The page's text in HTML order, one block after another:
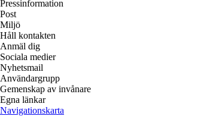
Pressinformation
Post
Miljö
Håll kontakten
Anmäl dig
Sociala medier
Nyhetsmail
Användargrupp
Gemenskap av invånare
Egna länkar
Navigationskarta